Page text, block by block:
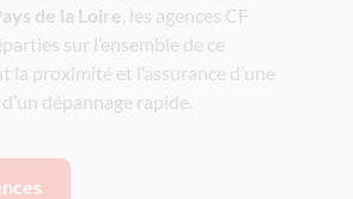
de la Loire , les agences CF
sur l’ensemble de ce
proximité et l’assurance d’une
dépannage rapide.